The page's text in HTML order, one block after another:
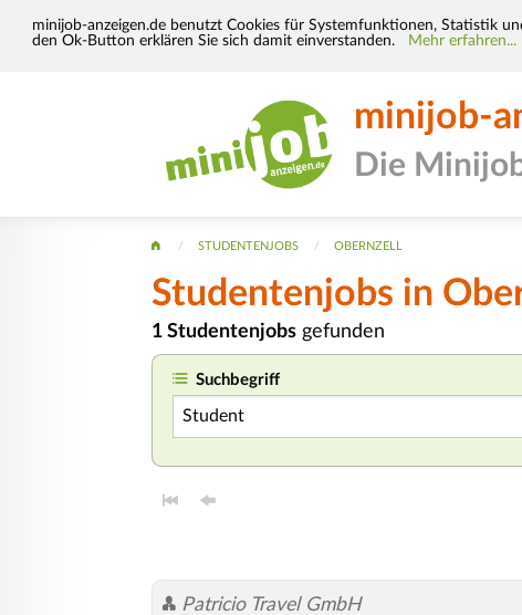
minijob-anzeigen.de benutzt Cookies für Systemfunktionen, Statistik
den Ok-Button erklären Sie sich damit einverstanden.
Mehr erfahren...
minijob-
Die
STUDENTENJOBS OBERNZELL
Studentenjobs in
1 Studentenjobs gefunden
Suchbegriff
Patricio Travel GmbH